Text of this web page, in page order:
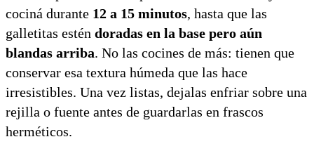
cociná durante 12 a 15 minutos, hasta que las
galletitas estén doradas en la base pero aún
blandas arriba. No las cocines de más: tienen que
conservar esa textura húmeda que las hace
irresistibles. Una vez listas, dejalas enfriar sobre una
rejilla o fuente antes de guardarlas en frascos
herméticos.